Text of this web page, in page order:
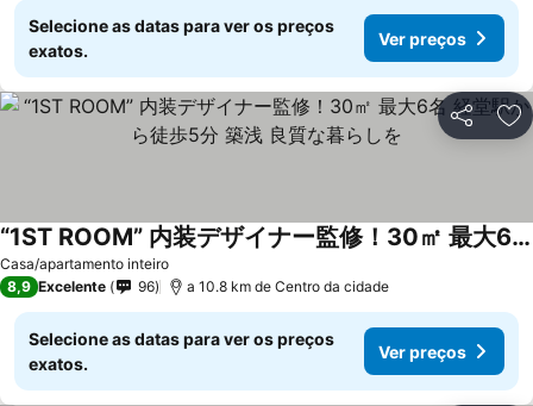
Selecione as datas para ver os preços
exatos.
Ver preços
Partilhar
Casa/apartamento inteiro
“1ST ROOM” 内装デザイナー監修！30㎡ 最大6名 経堂駅から徒歩5分 築浅 良質な暮らしを
8,9 Excelente 96 a 10.8 km de Centro da cidade
Selecione as datas para ver os preços
exatos.
Ver preços